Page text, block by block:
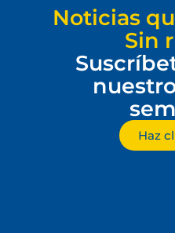
Noticias
Sin
Haz